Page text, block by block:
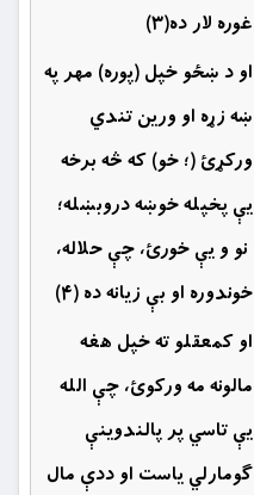
غوره لار ده(۳)
او د ښځو خپل (پوره) مهر په
ښه زړه او ورین تندي
وركړئ (؛ خو) كه څه برخه
يې پخپله خوښه دروبښله؛
نو و يې خورئ، چې حلاله،
خوندوره او بې زيانه ده (۴)
او کمعقلو ‏ته خپل هغه
مالونه مه ورکوئ، چې الله
یې تاسي پر پالندوینې
ګومارلي یاست او ددې مال